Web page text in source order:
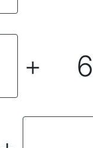
＋ 6